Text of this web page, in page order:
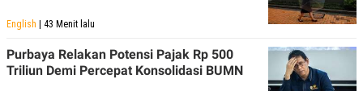
English | 43 Menit lalu
Purbaya Relakan Potensi Pajak Rp 500
Triliun Demi Percepat Konsolidasi BUMN